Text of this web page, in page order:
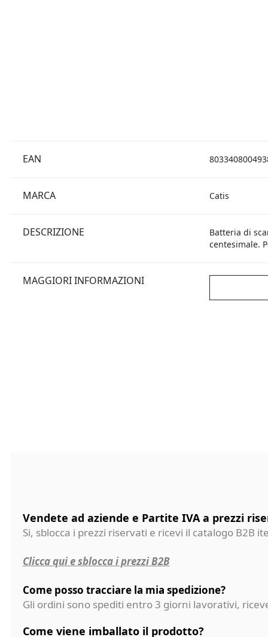
EAN
MARCA Catis
DESCRIZIONE
Batteria di
centesimale.
MAGGIORI INFORMAZIONI
Vendete ad aziende e Partite IVA a prezzi
Si, sblocca i prezzi riservati e ricevi il catalogo B2B
Clicca qui e sblocca i prezzi B2B
Come posso tracciare la mia spedizione?
Gli ordini sono spediti entro 3 giorni lavorativi,
Come viene imballato il prodotto?